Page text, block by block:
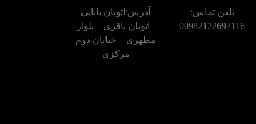
تلفن تماس:
00982122697116
آدرس:اتوبان بابایی
_اتوبان باقری _ بلوار
مطهری _ خیابان دوم
مرکزی